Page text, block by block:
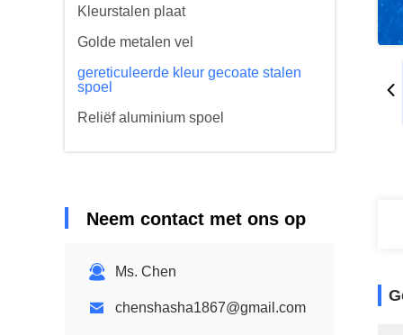
Kleurstalen plaat
Golde metalen vel
gereticuleerde kleur gecoate stalen
spoel
Reliëf aluminium spoel
Neem contact met ons op
Ms. Chen
chenshasha1867@gmail.com